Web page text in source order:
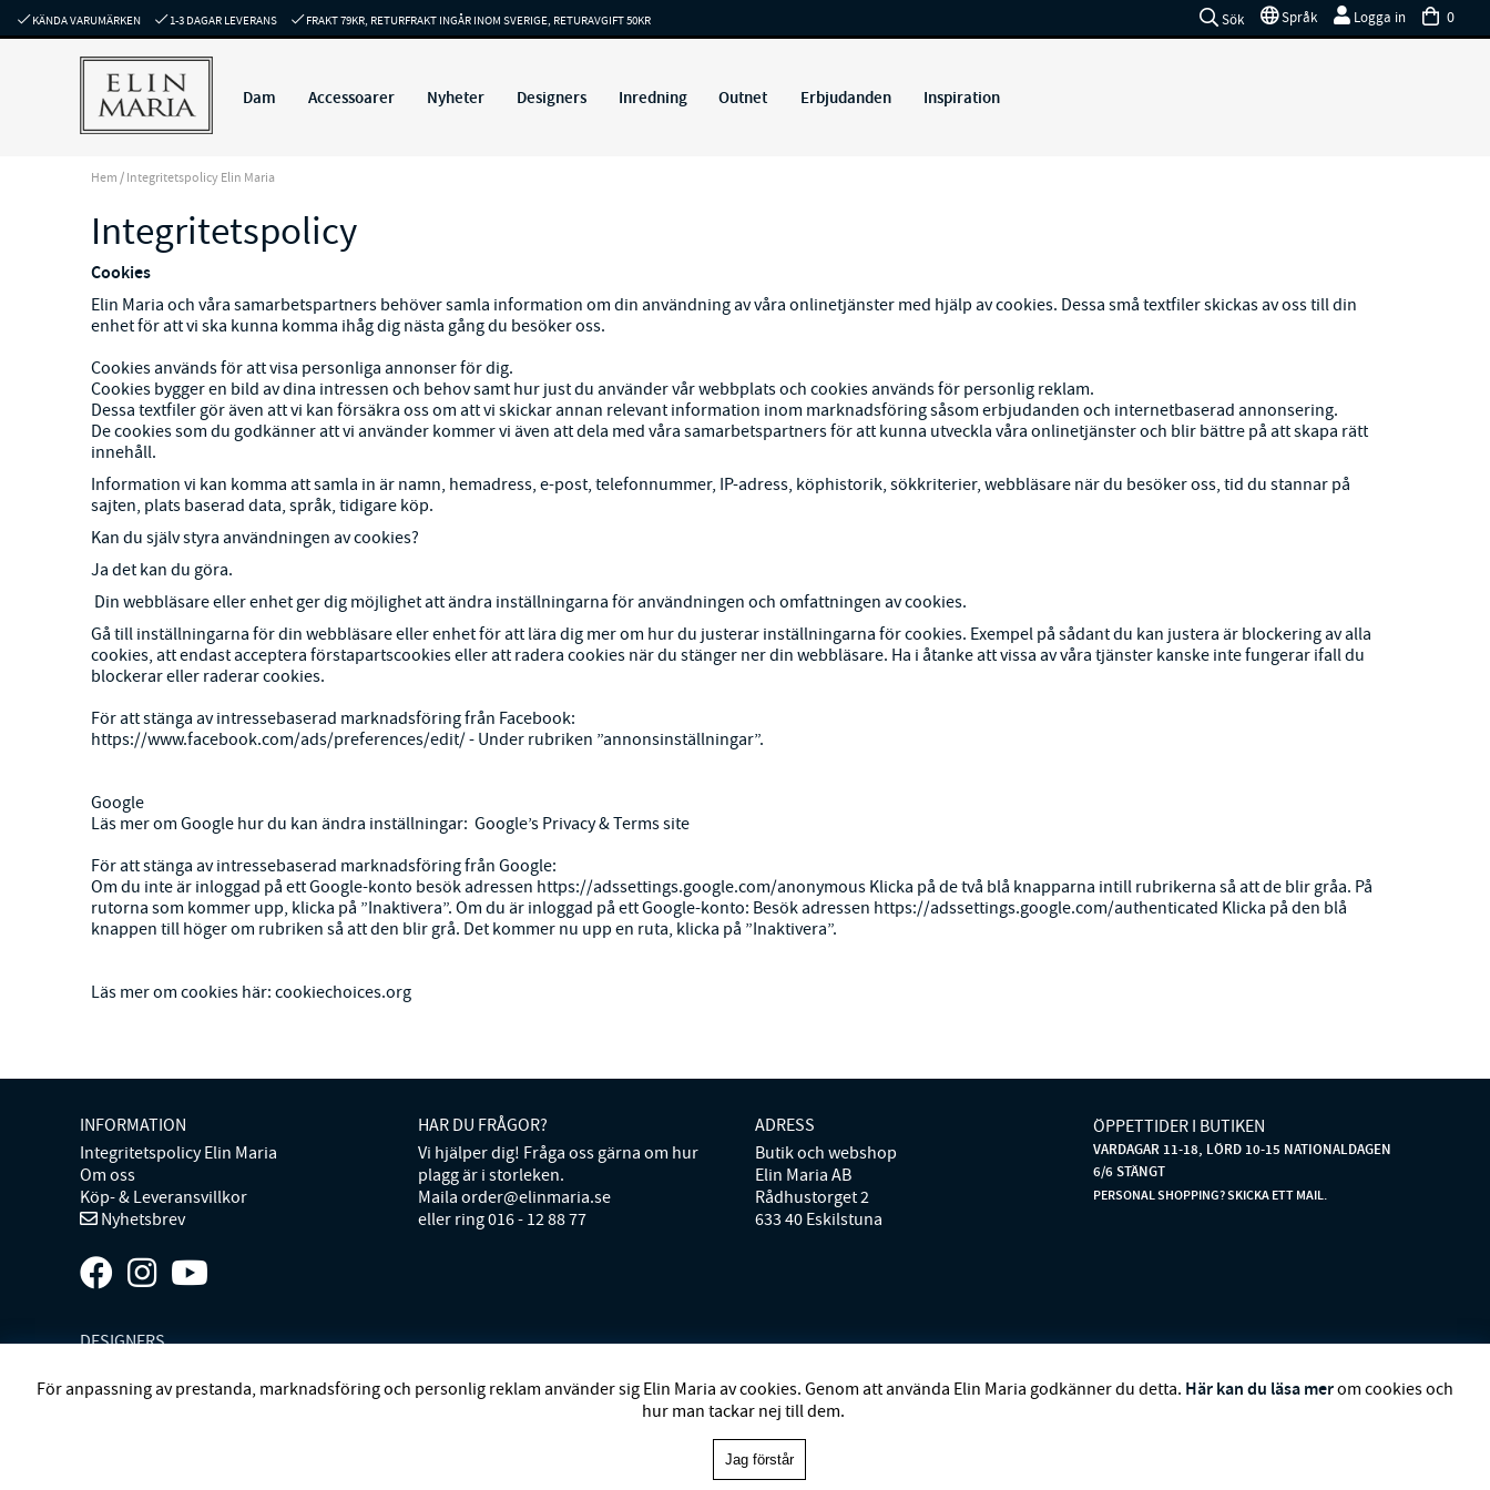
KÄNDA VARUMÄRKEN 1-3 DAGAR LEVERANS FRAKT 79KR, RETURFRAKT INGÅR INOM SVERIGE, RETURAVGIFT 50KR 0
Logga in
Språk
Sök
Dam Accessoarer Nyheter Designers Inredning Outnet Erbjudanden Inspiration
Hem /Integritetspolicy Elin Maria
Integritetspolicy
Cookies
Elin Maria och våra samarbetspartners behöver samla information om din användning av våra onlinetjänster med hjälp av cookies. Dessa små textfiler skickas av oss till din
enhet för att vi ska kunna komma ihåg dig nästa gång du besöker oss.
Cookies används för att visa personliga annonser för dig.
Cookies bygger en bild av dina intressen och behov samt hur just du använder vår webbplats och cookies används för personlig reklam.
Dessa textfiler gör även att vi kan försäkra oss om att vi skickar annan relevant information inom marknadsföring såsom erbjudanden och internetbaserad annonsering.
De cookies som du godkänner att vi använder kommer vi även att dela med våra samarbetspartners för att kunna utveckla våra onlinetjänster och blir bättre på att skapa rätt
innehåll.
Information vi kan komma att samla in är namn, hemadress, e-post, telefonnummer, IP-adress, köphistorik, sökkriterier, webbläsare när du besöker oss, tid du stannar på
sajten, plats baserad data, språk, tidigare köp.
Kan du själv styra användningen av cookies?
Ja det kan du göra.
Din webbläsare eller enhet ger dig möjlighet att ändra inställningarna för användningen och omfattningen av cookies.
Gå till inställningarna för din webbläsare eller enhet för att lära dig mer om hur du justerar inställningarna för cookies. Exempel på sådant du kan justera är blockering av alla
cookies, att endast acceptera förstapartscookies eller att radera cookies när du stänger ner din webbläsare. Ha i åtanke att vissa av våra tjänster kanske inte fungerar ifall du
blockerar eller raderar cookies.
För att stänga av intressebaserad marknadsföring från Facebook:
https://www.facebook.com/ads/preferences/edit/- Under rubriken ”annonsinställningar”.
Google
Läs mer om Google hur du kan ändra inställningar: Google’s Privacy & Terms site
För att stänga av intressebaserad marknadsföring från Google:
Om du inte är inloggad på ett Google-konto besök adressen https://adssettings.google.com/anonymous Klicka på de två blå knapparna intill rubrikerna så att de blir gråa. På
rutorna som kommer upp, klicka på ”Inaktivera”. Om du är inloggad på ett Google-konto: Besök adressen https://adssettings.google.com/authenticated Klicka på den blå
knappen till höger om rubriken så att den blir grå. Det kommer nu upp en ruta, klicka på ”Inaktivera”.
Läs mer om cookies här: cookiechoices.org
INFORMATION
Integritetspolicy Elin Maria
Om oss
Köp- & Leveransvillkor
Nyhetsbrev
HAR DU FRÅGOR?
Vi hjälper dig! Fråga oss gärna om hur
plagg är i storleken.
Maila order@elinmaria.se
eller ring 016 - 12 88 77
ADRESS
Butik och webshop
Elin Maria AB
Rådhustorget 2
633 40 Eskilstuna
ÖPPETTIDER I BUTIKEN
VARDAGAR 11-18, LÖRD 10-15 NATIONALDAGEN
6/6 STÄNGT
PERSONAL SHOPPING? SKICKA ETT MAIL.
DESIGNERS
ELIN ET ACC ELIN MARIA STUDIO FIVEUNITS GANT GAUHAR HELSINKI GOSSIA GRIDELLI HENRY DEAN HOME HOLLIES STOCKHOLM LAUREN RALPH LAUREN MALINA
NORDAN HOME NÜMPH POLO RALPH LAUREN
Elin Maria 1993-2025
För anpassning av prestanda, marknadsföring och personlig reklam använder sig Elin Maria av cookies. Genom att använda Elin Maria godkänner du detta. Här kan du läsa merom cookies och
hur man tackar nej till dem.
Jag förstår